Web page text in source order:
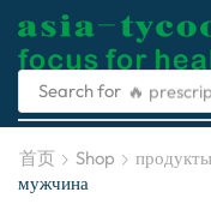
Search for 🔥
首页 Shop
мужчина
Asia-
care